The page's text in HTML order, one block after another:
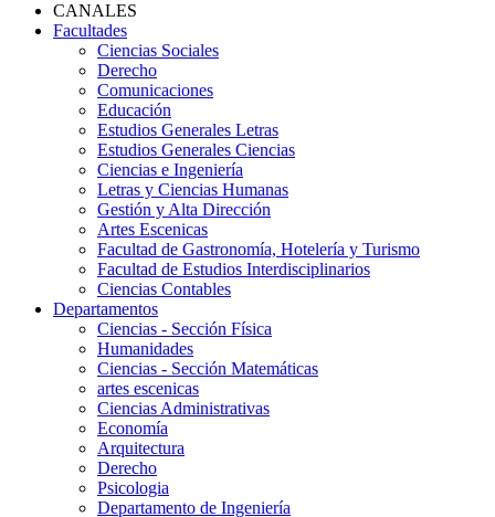
CANALES
Facultades
Ciencias Sociales
Derecho
Comunicaciones
Educación
Estudios Generales Letras
Estudios Generales Ciencias
Ciencias e Ingeniería
Letras y Ciencias Humanas
Gestión y Alta Dirección
Artes Escenicas
Facultad de Gastronomía, Hotelería y Turismo
Facultad de Estudios Interdisciplinarios
Ciencias Contables
Departamentos
Ciencias - Sección Física
Humanidades
Ciencias - Sección Matemáticas
artes escenicas
Ciencias Administrativas
Economía
Arquitectura
Derecho
Psicologia
Departamento de Ingeniería